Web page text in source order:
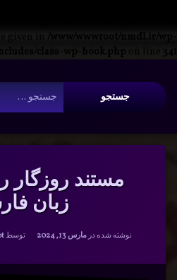
given in
class-wp-hook.php on line 341
محتوا
مستند روزگار
زبان
نوشته شده درمارس 13, 2024 توسط